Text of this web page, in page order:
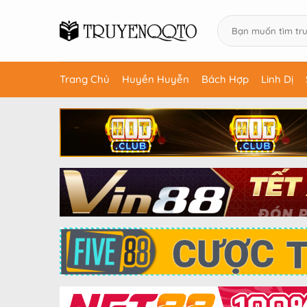
Trang Chủ Huyền Huyễn Bách Hợp Linh Dị